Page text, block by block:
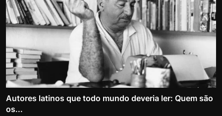
Autores latinos que todo mundo deveria ler: Quem são
os...